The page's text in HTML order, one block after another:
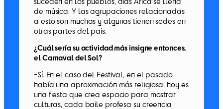
de música. Y las agrupaciones relacionadas
a esto son muchas y algunas tienen sedes en
otras partes del país.
¿Cuál sería su actividad más insigne entonces,
el Carnaval del Sol?
-Sí. En el caso del Festival, en el pasado
había una aproximación más religiosa, hoy es
una fiesta que crea espacio para mostrar
culturas, cada baile profesa su creencia